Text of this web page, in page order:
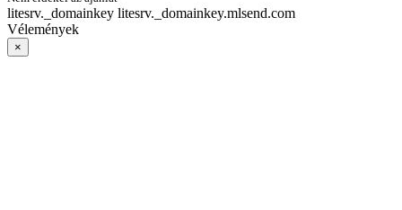
litesrv._domainkey litesrv._domainkey.mlsend.com
Vélemények
×